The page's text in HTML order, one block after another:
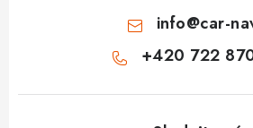
info@car-
+420 722